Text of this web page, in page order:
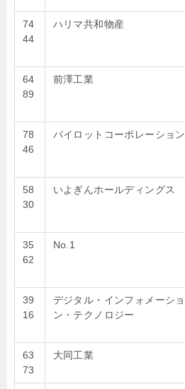
74
44
ハリマ共和物産
64
89
前澤工業
78
46
パイロットコーポレーション
58
30
いよぎんホールディングス
35
62
No.1
39
16
デジタル・インフォメーショ
ン・テクノロジー
63
73
大同工業